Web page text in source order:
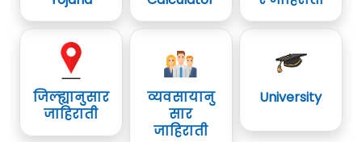
जिल्ह्यानुसार
जाहिराती
व्यवसायानु
सार
जाहिराती
University